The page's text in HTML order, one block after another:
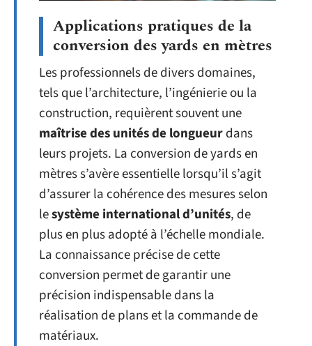
Applications pratiques de la
conversion des yards en mètres
Les professionnels de divers domaines,
tels que l’architecture, l’ingénierie ou la
construction, requièrent souvent une
maîtrise des unités de longueurdans
leurs projets. La conversion de yards en
mètres s’avère essentielle lorsqu’il s’agit
d’assurer la cohérence des mesures selon
lesystème international d’unités, de
plus en plus adopté à l’échelle mondiale.
La connaissance précise de cette
conversion permet de garantir une
précision indispensable dans la
réalisation de plans et la commande de
matériaux.